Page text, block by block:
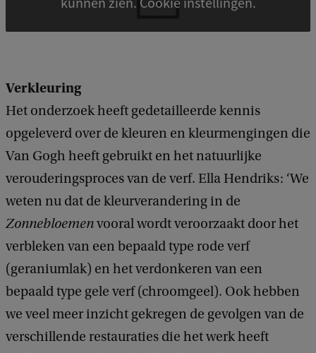
Verkleuring
Het onderzoek heeft gedetailleerde kennis
opgeleverd over de kleuren en kleurmengingen die
Van Gogh heeft gebruikt en het natuurlijke
verouderingsproces van de verf. Ella Hendriks: ‘We
weten nu dat de kleurverandering in de
Zonnebloemenvooral wordt veroorzaakt door het
verbleken van een bepaald type rode verf
(geraniumlak) en het verdonkeren van een
bepaald type gele verf (chroomgeel). Ook hebben
we veel meer inzicht gekregen de gevolgen van de
verschillende restauraties die het werk heeft